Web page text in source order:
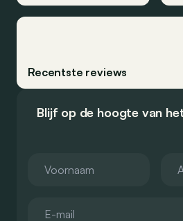
Recentste reviews
Blijf op de hoogte van